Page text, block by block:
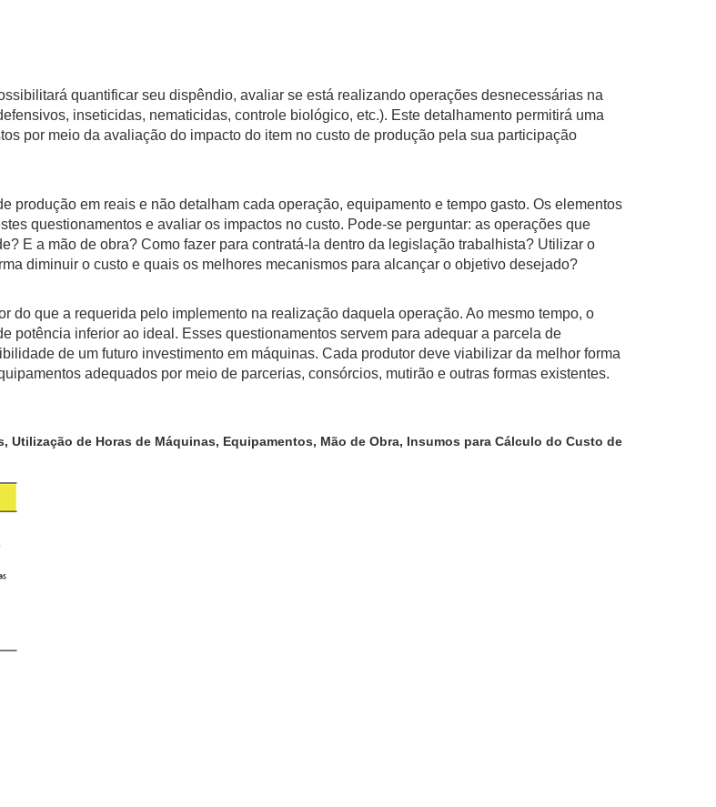
quantificar seu dispêndio, avaliar se está realizando operações desnecessárias na
inseticidas, nematicidas, controle biológico, etc.). Este detalhamento permitirá uma
por meio da avaliação do impacto do item no custo de produção pela sua participação
em reais e não detalham cada operação, equipamento e tempo gasto. Os elementos
questionamentos e avaliar os impactos no custo. Pode-se perguntar: as operações que
E a mão de obra? Como fazer para contratá-la dentro da legislação trabalhista? Utilizar o
diminuir o custo e quais os melhores mecanismos para alcançar o objetivo desejado?
que a requerida pelo implemento na realização daquela operação. Ao mesmo tempo, o
potência inferior ao ideal. Esses questionamentos servem para adequar a parcela de
de um futuro investimento em máquinas. Cada produtor deve viabilizar da melhor forma
adequados por meio de parcerias, consórcios, mutirão e outras formas existentes.
Utilização de Horas de Máquinas, Equipamentos, Mão de Obra, Insumos para Cálculo do Custo de